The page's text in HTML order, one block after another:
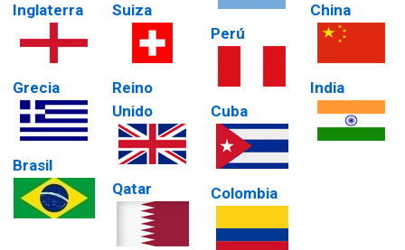
Inglaterra
Grecia
Brasil
Suiza
Reino
Unido
Qatar
Perú
Cuba
Colombia
China
India